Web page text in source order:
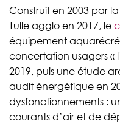
Construit en 2003 par
Tulle agglo en 2017, le
équipement
concertation usagers «
2019, puis une étude
audit énergétique en
dysfonctionnements :
courants d’air et de